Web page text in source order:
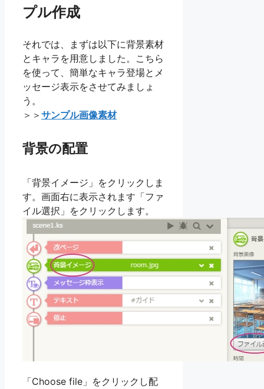
プル作成
それでは、まずは以下に背景素材
とキャラを用意しました。こちら
を使って、簡単なキャラ登場とメ
ッセージ表示をさせてみましょ
う。
＞＞ サンプル画像素材
背景の配置
「背景イメージ」をクリックしま
す。画面右に表示されます「ファ
イル選択」をクリックします。
「Choose file」をクリックし配